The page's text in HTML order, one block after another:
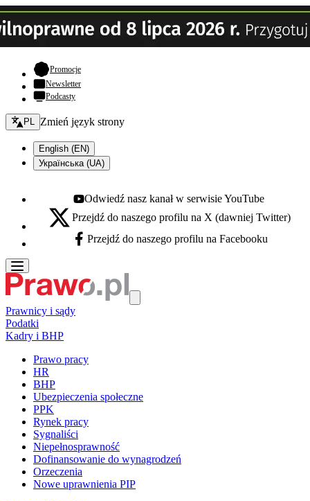
Promocje- otwiera się w nowej karcie
Newsletter
Podcasty
Zmień język - bieżący:
PL Zmień język strony
English (EN)
Українська (UA)
Youtube - otwiera się w nowej karcie
Odwiedź nasz kanał w serwisie YouTube
X - otwiera się w nowej karcie
Przejdź do naszego profilu na X (dawniej Twitter)
Facebook - otwiera się w nowej karcie
Przejdź do naszego profilu na Facebooku
Prawnicy i sądy
Podatki
Kadry i BHP
Prawo pracy
HR
BHP
Ubezpieczenia społeczne
PPK
Rynek pracy
Sygnaliści
Niepełnosprawność
Dofinansowanie do wynagrodzeń
Orzeczenia
Nowe uprawnienia PIP